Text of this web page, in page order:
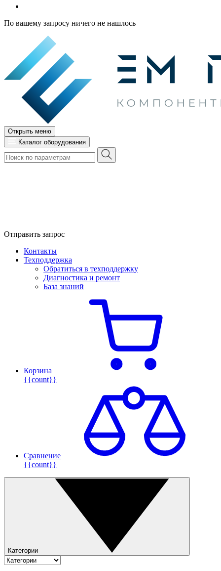
По вашему запросу ничего не нашлось
Открыть меню
Каталог оборудования
Отправить запрос
Контакты
Техподдержка
Обратиться в техподдержку
Диагностика и ремонт
База знаний
Корзина
{{count}}
Сравнение
{{count}}
Категории